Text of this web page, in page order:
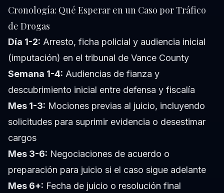
Cronología: Qué Esperar en un Caso por Tráfico
de Drogas
Día 1-2: Arresto, ficha policial y audiencia inicial
(imputación) en el tribunal de Vance County
Semana 1-4: Audiencias de fianza y
descubrimiento inicial entre defensa y fiscalía
Mes 1-3: Mociones previas al juicio, incluyendo
solicitudes para suprimir evidencia o desestimar
cargos
Mes 3-6: Negociaciones de acuerdo o
preparación para juicio si el caso sigue adelante
Mes 6+: Fecha de juicio o resolución final